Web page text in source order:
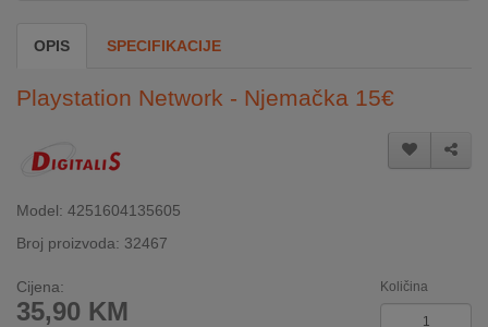
KLIMATIZACIJA
&
GAME
INTERNO
OPIS SPECIFIKACIJE
Playstation Network - Njemačka 15€
Model: 4251604135605
Broj proizvoda: 32467
Cijena:
35,90 KM
Količina